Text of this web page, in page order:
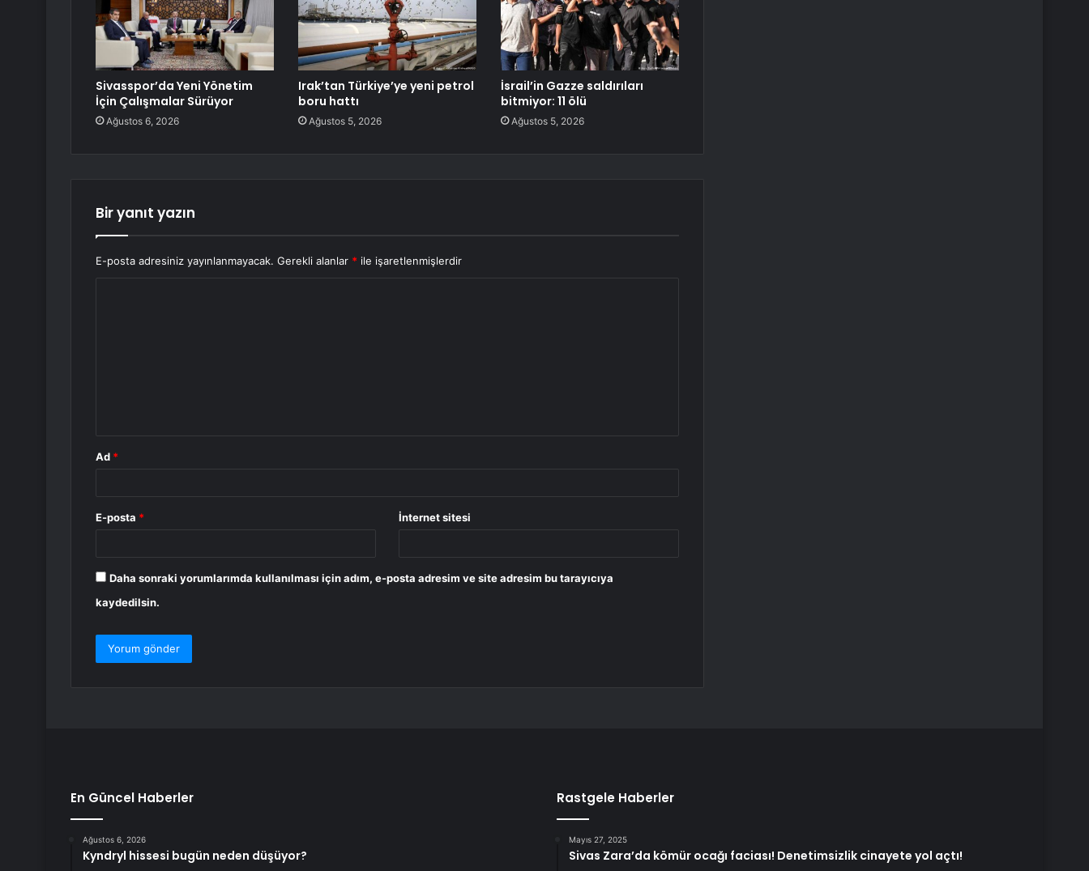
Sivasspor’da Yeni Yönetim
İçin Çalışmalar Sürüyor
Ağustos 6, 2026
Irak’tan Türkiye’ye yeni petrol
boru hattı
Ağustos 5, 2026
İsrail’in Gazze saldırıları
bitmiyor: 11 ölü
Ağustos 5, 2026
Bir yanıt yazın
E-posta adresiniz yayınlanmayacak. Gerekli alanlar * ile işaretlenmişlerdir
Ad *
E-posta * İnternet sitesi
Daha sonraki yorumlarımda kullanılması için adım, e-posta adresim ve site adresim bu tarayıcıya
kaydedilsin.
En Güncel Haberler
Ağustos 6, 2026
Kyndryl hissesi bugün neden düşüyor?
Rastgele Haberler
Mayıs 27, 2025
Sivas Zara’da kömür ocağı faciası! Denetimsizlik cinayete yol açtı!